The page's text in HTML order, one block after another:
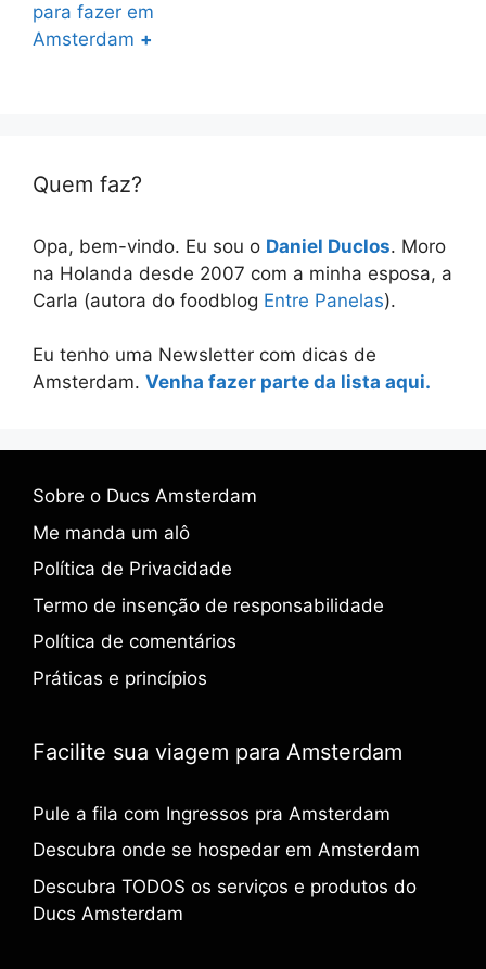
para fazer em
Amsterdam +
Quem faz?
Opa, bem-vindo. Eu sou o Daniel Duclos. Moro
na Holanda desde 2007 com a minha esposa, a
Carla (autora do foodblog Entre Panelas).
Eu tenho uma Newsletter com dicas de
Amsterdam. Venha fazer parte da lista aqui.
Sobre o Ducs Amsterdam
Me manda um alô
Política de Privacidade
Termo de insenção de responsabilidade
Política de comentários
Práticas e princípios
Facilite sua viagem para Amsterdam
Pule a fila com Ingressos pra Amsterdam
Descubra onde se hospedar em Amsterdam
Descubra TODOS os serviços e produtos do
Ducs Amsterdam